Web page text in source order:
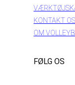
KONTAKT OS
OM
FØLG OS